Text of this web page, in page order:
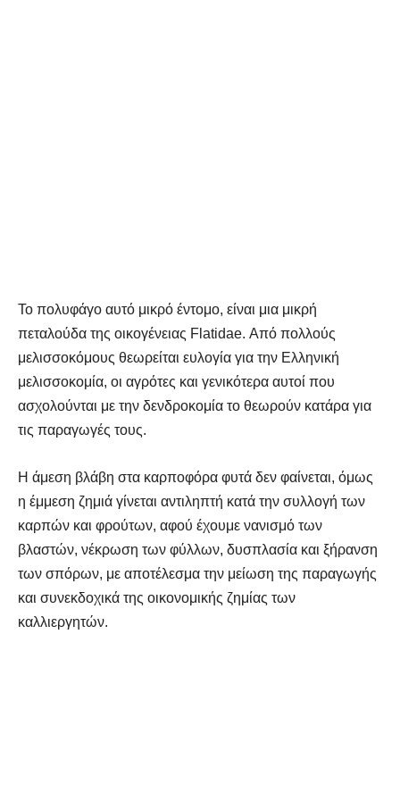
Το πολυφάγο αυτό μικρό έντομο, είναι μια μικρή
πεταλούδα της οικογένειας Flatidae. Από πολλούς
μελισσοκόμους θεωρείται ευλογία για την Ελληνική
μελισσοκομία, οι αγρότες και γενικότερα αυτοί που
ασχολούνται με την δενδροκομία το θεωρούν κατάρα για
τις παραγωγές τους.
Η άμεση βλάβη στα καρποφόρα φυτά δεν φαίνεται, όμως
η έμμεση ζημιά γίνεται αντιληπτή κατά την συλλογή των
καρπών και φρούτων, αφού έχουμε νανισμό των
βλαστών, νέκρωση των φύλλων, δυσπλασία και ξήρανση
των σπόρων, με αποτέλεσμα την μείωση της παραγωγής
και συνεκδοχικά της οικονομικής ζημίας των
καλλιεργητών.